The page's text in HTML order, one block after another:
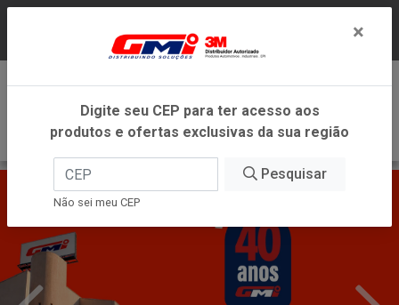
DENTRO DO ESTADO DE MINAS GERAIS.
×
Digite seu CEP para ter acesso aos
produtos e ofertas exclusivas da sua região
Pesquisar
Não sei meu CEP